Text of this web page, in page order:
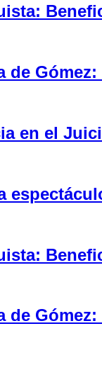
de
en el
de